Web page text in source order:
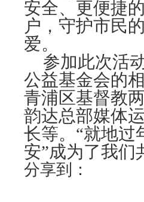
安全、更便捷
户，守护市民
爱。
参加此次活
公益基金会的
青浦区基督教
韵达总部媒体
长等。“就地过
安”成为了我们
分享到：